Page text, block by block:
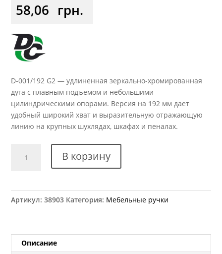
58,06 грн.
D-001/192 G2 — удлиненная зеркально-хромированная
дуга с плавным подъемом и небольшими
цилиндрическими опорами. Версия на 192 мм дает
удобный широкий хват и выразительную отражающую
линию на крупных шухлядах, шкафах и пеналах.
товара
001/192
В корзину
Артикул:38903 Категория: Мебельные ручки
Описание